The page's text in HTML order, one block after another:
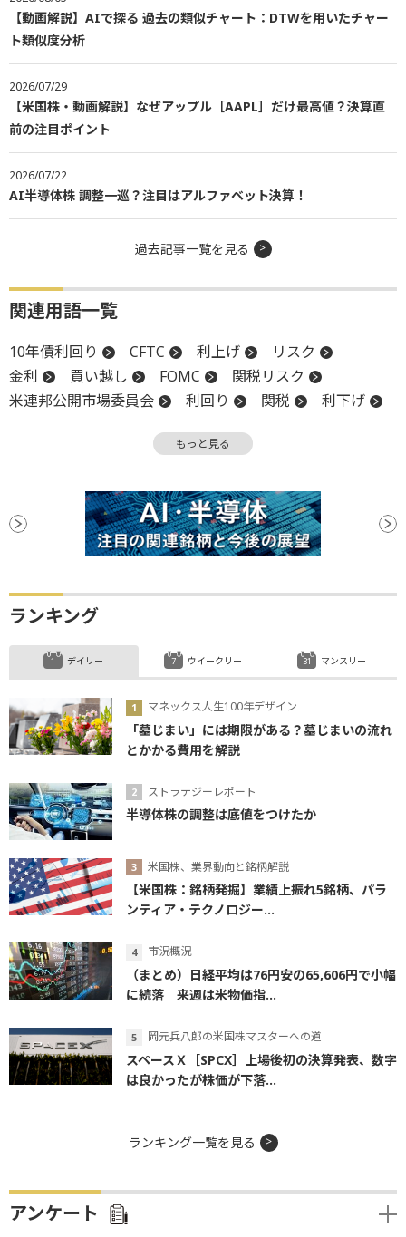
【動画解説】AIで探る 過去の類似チャート：DTWを用いたチャー
ト類似度分析
2026/07/29
【米国株・動画解説】なぜアップル［AAPL］だけ最高値？決算直
前の注目ポイント
2026/07/22
AI半導体株 調整一巡？注目はアルファベット決算！
過去記事一覧を見る
関連用語一覧
10年債利回り CFTC 利上げ
リスク
金利
買い越し FOMC
関税リスク
米連邦公開市場委員会
利回り 関税
利下げ
もっと見る
ランキング
デイリー
マネックス人生100年デザイン
「墓じまい」には期限がある？墓じまいの流れ
とかかる費用を解説
ストラテジーレポート
半導体株の調整は底値をつけたか
米国株、業界動向と銘柄解説
【米国株：銘柄発掘】業績上振れ5銘柄、パラ
ンティア・テクノロジー...
市況概況
（まとめ）日経平均は76円安の65,606円で小幅
に続落 来週は米物価指...
岡元兵八郎の米国株マスターへの道
スペースＸ［SPCX］上場後初の決算発表、数字
は良かったが株価が下落...
ウイークリー マンスリー
ランキング一覧を見る
アンケート